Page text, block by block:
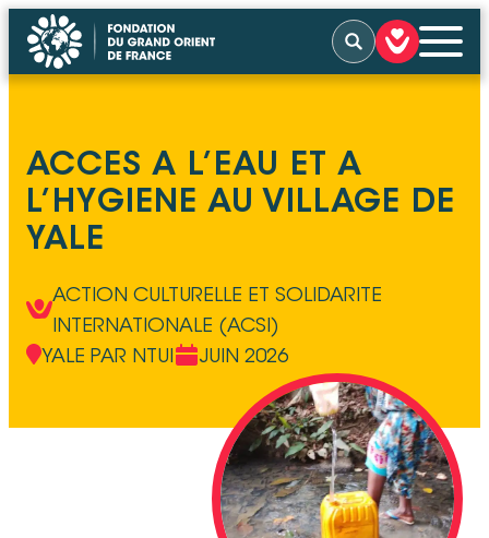
Rechercher
NOS ACTIONS
NOUS SOLLICITER
ACCES A L’EAU ET A
L’HYGIENE AU VILLAGE DE
YALE
ACTION CULTURELLE ET SOLIDARITE
INTERNATIONALE (ACSI)
YALE PAR NTUI
JUIN 2026